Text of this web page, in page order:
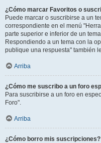
¿Cómo marcar Favoritos o
Puede marcar o suscribirse a un
correspondiente en el menú
parte superior e inferior de un
Respondiendo a un tema con la
publique una respuesta" también
Arriba
¿Cómo me suscribo a un foro
Para suscribirse a un foro en
Foro".
Arriba
¿Cómo borro mis suscripciones?